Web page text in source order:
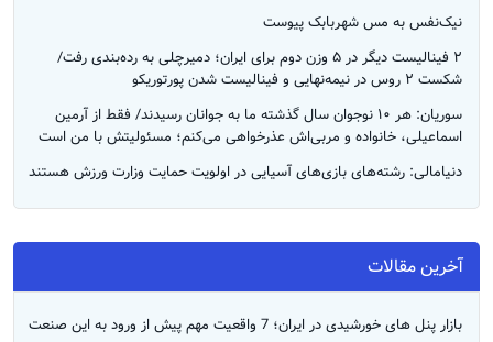
نیک‌نفس به مس شهربابک پیوست
۲ فینالیست دیگر در ۵ وزن دوم برای ایران؛ دمیرچلی به رده‌بندی رفت/
شکست ۲ روس در نیمه‎‌نهایی و فینالیست شدن پورتوریکو
سوریان: هر ۱۰ نوجوان سال گذشته‌ ما به جوانان رسیدند/ فقط از آرمین
اسماعیلی، خانواده و مربی‌اش عذرخواهی می‌کنم؛ مسئولیتش با من است
دنیامالی: رشته‌های بازی‌های آسیایی در اولویت حمایت وزارت ورزش هستند
آخرین مقالات
بازار پنل های خورشیدی در ایران؛ 7 واقعیت مهم پیش از ورود به این صنعت